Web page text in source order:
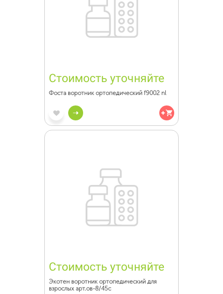
Стоимость уточняйте
Фоста воротник ортопедический f9002 nl
Стоимость уточняйте
Экотен воротник ортопедический для
взрослых арт.ов-8/45с